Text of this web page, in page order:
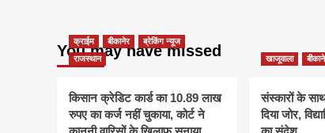
You may have missed
क्राईम बीकानेर
ब्रेकिंग न्यूज
राजस्थान
किसान क्रेडिट कार्ड का 10.89 लाख
रुपए का कर्ज नहीं चुकाया, कोर्ट ने
खाजूवाला
संस्कारों के साथ
दिया जोर,